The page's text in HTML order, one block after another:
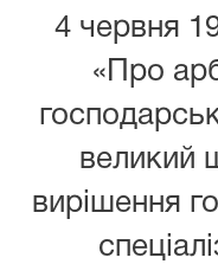
4 червня
«Про
великий
вирішення